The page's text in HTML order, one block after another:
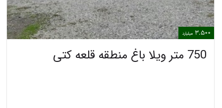
3.500 میلیارد
750 متر ویلا باغ منطقه قلعه کتی